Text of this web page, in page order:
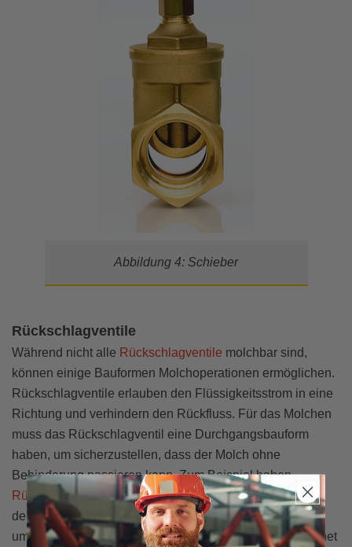
Abbildung 4: Schieber
Rückschlagventile
Während nicht alle Rückschlagventile molchbar sind,
können einige Bauformen Molchoperationen ermöglichen.
Rückschlagventile erlauben den Flüssigkeitsstrom in eine
Richtung und verhindern den Rückfluss. Für das Molchen
muss das Rückschlagventil eine Durchgangsbauform
haben, um sicherzustellen, dass der Molch ohne
Behinderung passieren kann. Zum Beispiel haben
Rückschlagklappeneine Scheibe, die aufschwingt, um
den Flüssigkeitsstrom zu ermöglichen, und sich schließt,
um Rückfluss zu verhindern. Wenn sie vollständig geöffnet